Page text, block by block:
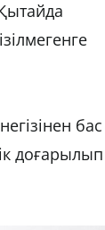
бас
доғарылып